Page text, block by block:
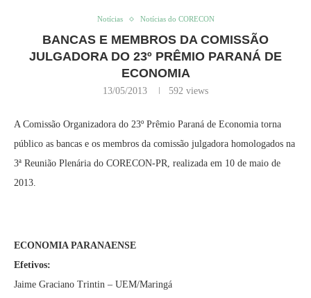
Notícias Notícias do CORECON
BANCAS E MEMBROS DA COMISSÃO
JULGADORA DO 23º PRÊMIO PARANÁ DE
ECONOMIA
13/05/2013 592 views
A Comissão Organizadora do 23º Prêmio Paraná de Economia torna
público as bancas e os membros da comissão julgadora homologados na
3ª Reunião Plenária do CORECON-PR, realizada em 10 de maio de
2013.
ECONOMIA PARANAENSE
Efetivos:
Jaime Graciano Trintin – UEM/Maringá